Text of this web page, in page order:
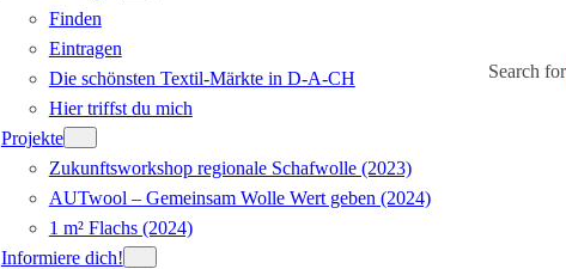
Finden
Eintragen
Die schönsten Textil-Märkte in D-A-CH
Hier triffst du mich
Projekte
Zukunftsworkshop regionale Schafwolle (2023)
AUTwool – Gemeinsam Wolle Wert geben (2024)
1 m² Flachs (2024)
Informiere dich!
Search